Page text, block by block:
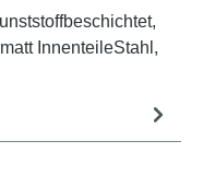
InnenteileStahl,